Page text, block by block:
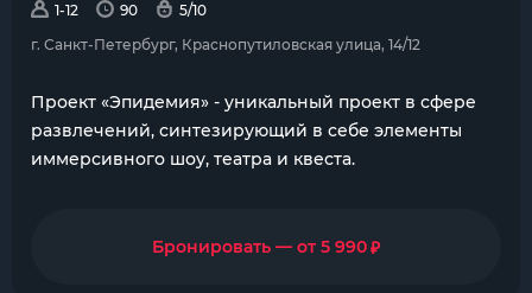
1-12 90
5/10
г. Санкт-Петербург, Краснопутиловская улица, 14/12
Проект «Эпидемия» - уникальный проект в сфере
развлечений, синтезирующий в себе элементы
иммерсивного шоу, театра и квеста.
Бронировать — от 5 990₽